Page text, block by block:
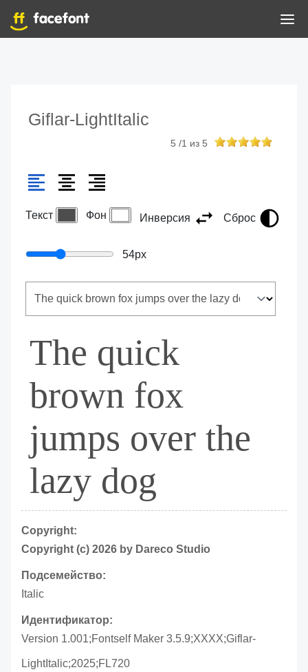
Giflar-LightItalic
5 /1 из 5
Текст Фон Инверсия Сброс
54px
The quick
brown fox
jumps over the
lazy dog
Copyright:
Copyright (c) 2026 by Dareco Studio
Подсемейство:
Italic
Идентификатор:
Version 1.001;Fontself Maker 3.5.9;XXXX;Giflar-
LightItalic;2025;FL720